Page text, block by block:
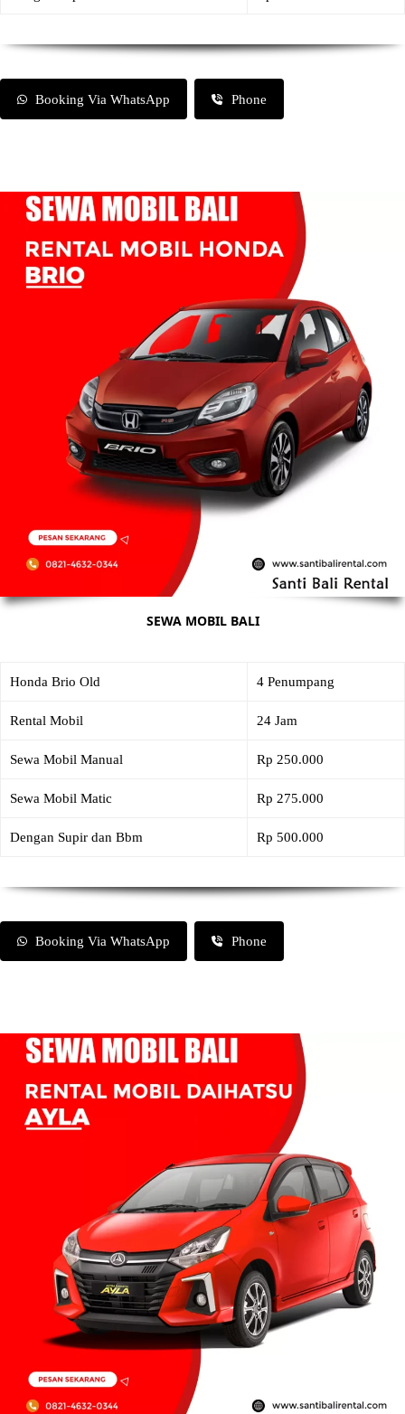
Booking Via WhatsApp Phone
SEWA MOBIL BALI
Honda Brio Old 4 Penumpang
Rental Mobil 24 Jam
Sewa Mobil Manual Rp 250.000
Sewa Mobil Matic Rp 275.000
Dengan Supir dan Bbm Rp 500.000
Booking Via WhatsApp Phone